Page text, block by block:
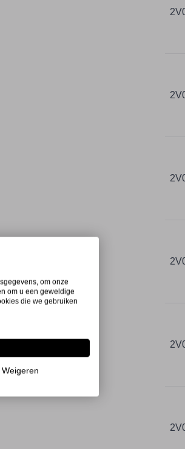
om onze
om u een geweldige
die we gebruiken
Weigeren